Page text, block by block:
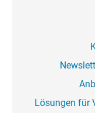
Lösungen für